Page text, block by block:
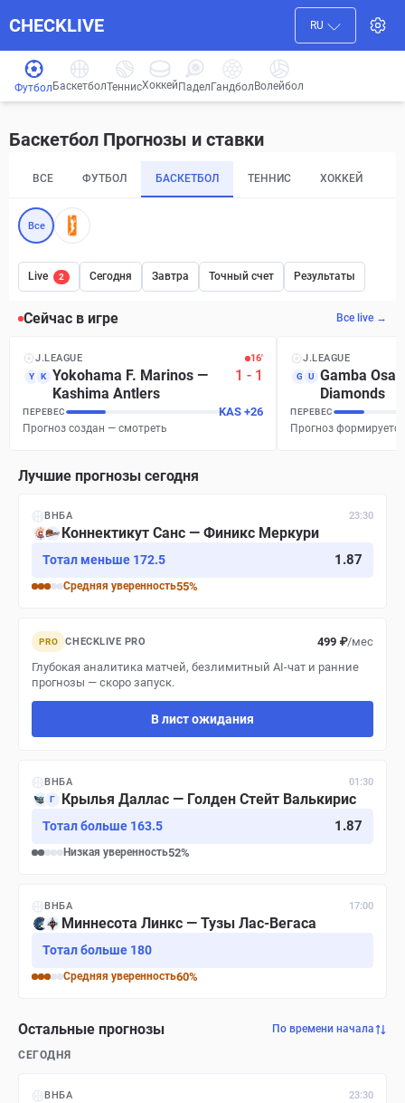
CHECKLIVE RU
Футбол БаскетболТеннисХоккей ПаделГандбол Волейбол
Баскетбол Прогнозы и ставки
ВСЕ ФУТБОЛ БАСКЕТБОЛ ТЕННИС ХОККЕЙ
Все
Live 2 Сегодня Завтра Точный счет Результаты
Сейчас в игре Все live →
J.LEAGUE 16′
Y K Yokohama F. Marinos —
Kashima Antlers
1 - 1
ПЕРЕВЕС KAS +26
Прогноз создан — смотреть
J.LEAGUE
G U
Gamba
Diamonds
ПЕРЕВЕС
Прогноз
Лучшие прогнозы сегодня
ВНБА 23:30
Коннектикут Санс — Финикс Меркури
Тотал меньше 172.5 1.87
Средняя уверенность55%
PRO CHECKLIVE PRO 499 ₽/мес
Глубокая аналитика матчей, безлимитный AI-чат и ранние
прогнозы — скоро запуск.
В лист ожидания
ВНБА 01:30
Г Крылья Даллас — Голден Стейт Валькирис
Тотал больше 163.5 1.87
Низкая уверенность52%
ВНБА 17:00
Миннесота Линкс — Тузы Лас-Вегаса
Тотал больше 180
Средняя уверенность60%
Остальные прогнозы По времени начала
СЕГОДНЯ
ВНБА 23:30